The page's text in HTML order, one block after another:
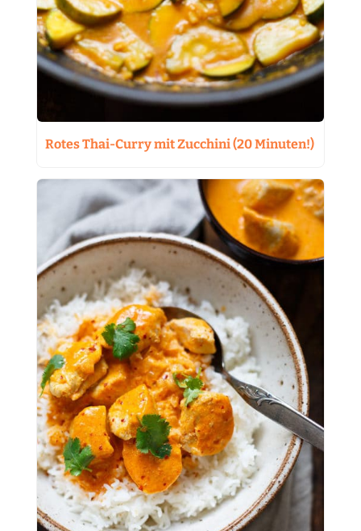
Rotes Thai-Curry mit Zucchini (20 Minuten!)